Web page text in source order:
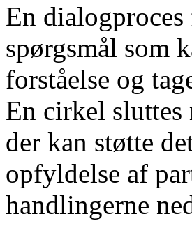
En
spørgsmål som
forståelse og
En cirkel
der kan støtte
opfyldelse af
handlingerne